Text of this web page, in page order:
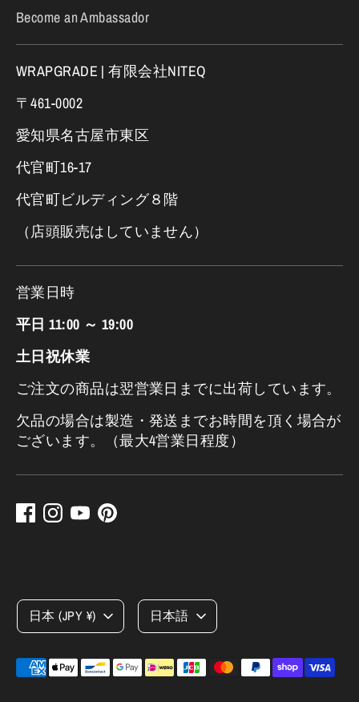
Become an Ambassador
WRAPGRADE | 有限会社NITEQ
〒461-0002
愛知県名古屋市東区
代官町16-17
代官町ビルディング８階
（店頭販売はしていません）
営業日時
平日 11:00 ～ 19:00
土日祝休業
ご注文の商品は翌営業日までに出荷しています。
欠品の場合は製造・発送までお時間を頂く場合が
ございます。（最大4営業日程度）
日本 (JPY ¥)
言
語
日本語
お